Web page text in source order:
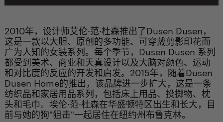
2010年，设计师艾伦·范·杜森推出了Dusen Dusen，
这是一款以大胆、原创的多功能、可穿戴剪影印花而
广为人知的女装系列。每个季节，Dusen Dusen 系列
都受到美术、商业和天真设计以及大脑对颜色、运动
和对比度的反应的开发和启发。2015年，随着Dusen
Dusen Home的推出，该品牌进一步扩大，这是一条
纺织品和家居用品系列，包括床上用品、投掷物、枕
头和毛巾。埃伦·范·杜森在华盛顿特区出生和长大，目
前与她的狗"狙击"一起居住在纽约州布鲁克林。